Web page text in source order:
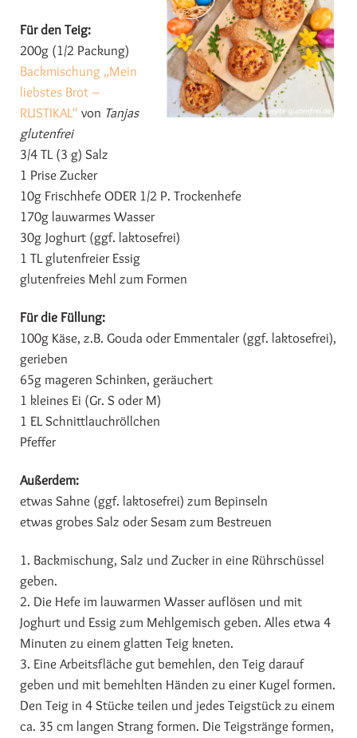
Für den Teig:
200g (1/2 Packung)
Backmischung „Mein
liebstes Brot –
RUSTIKAL“ von Tanjas
glutenfrei
3/4 TL (3 g) Salz
1 Prise Zucker
10g Frischhefe ODER 1/2 P. Trockenhefe
170g lauwarmes Wasser
30g Joghurt (ggf. laktosefrei)
1 TL glutenfreier Essig
glutenfreies Mehl zum Formen
Für die Füllung:
100g Käse, z.B. Gouda oder Emmentaler (ggf. laktosefrei),
gerieben
65g mageren Schinken, geräuchert
1 kleines Ei (Gr. S oder M)
1 EL Schnittlauchröllchen
Pfeffer
Außerdem:
etwas Sahne (ggf. laktosefrei) zum Bepinseln
etwas grobes Salz oder Sesam zum Bestreuen
1. Backmischung, Salz und Zucker in eine Rührschüssel
geben.
2. Die Hefe im lauwarmen Wasser auflösen und mit
Joghurt und Essig zum Mehlgemisch geben. Alles etwa 4
Minuten zu einem glatten Teig kneten.
3. Eine Arbeitsfläche gut bemehlen, den Teig darauf
geben und mit bemehlten Händen zu einer Kugel formen.
Den Teig in 4 Stücke teilen und jedes Teigstück zu einem
ca. 35 cm langen Strang formen. Die Teigstränge formen,